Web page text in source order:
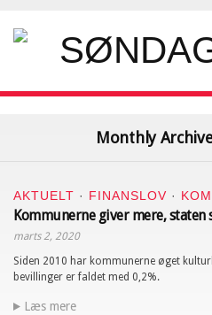
Monthly
AKTUELT · FINANSLOV ·
Kommunerne giver mere, staten
marts 2, 2020
Siden 2010 har kommunerne øget
bevillinger er faldet med 0,2%.
Læs mere